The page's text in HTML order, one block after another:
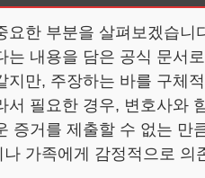
요한 부분을 살펴보겠습
는 내용을 담은 공식 문서
지만, 주장하는 바를 구체
서 필요한 경우, 변호사와
증거를 제출할 수 없는
가족에게 감정적으로